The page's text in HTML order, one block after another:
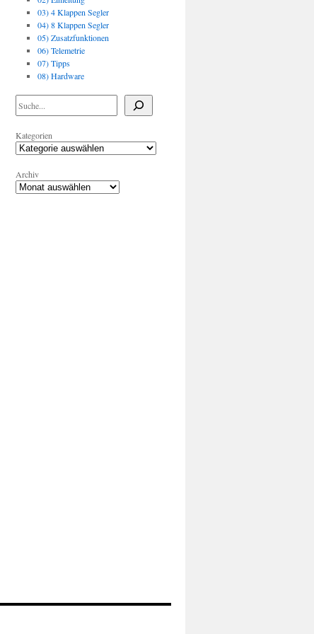
03) 4 Klappen Segler
04) 8 Klappen Segler
05) Zusatzfunktionen
06) Telemetrie
07) Tipps
08) Hardware
Kategorien
Archiv